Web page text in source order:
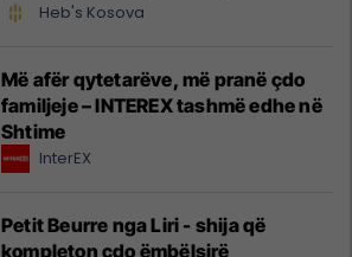
Heb's Kosova
Më afër qytetarëve, më pranë çdo
familjeje – INTEREX tashmë edhe në
Shtime
InterEX
Petit Beurre nga Liri - shija që
kompleton çdo ëmbëlsirë